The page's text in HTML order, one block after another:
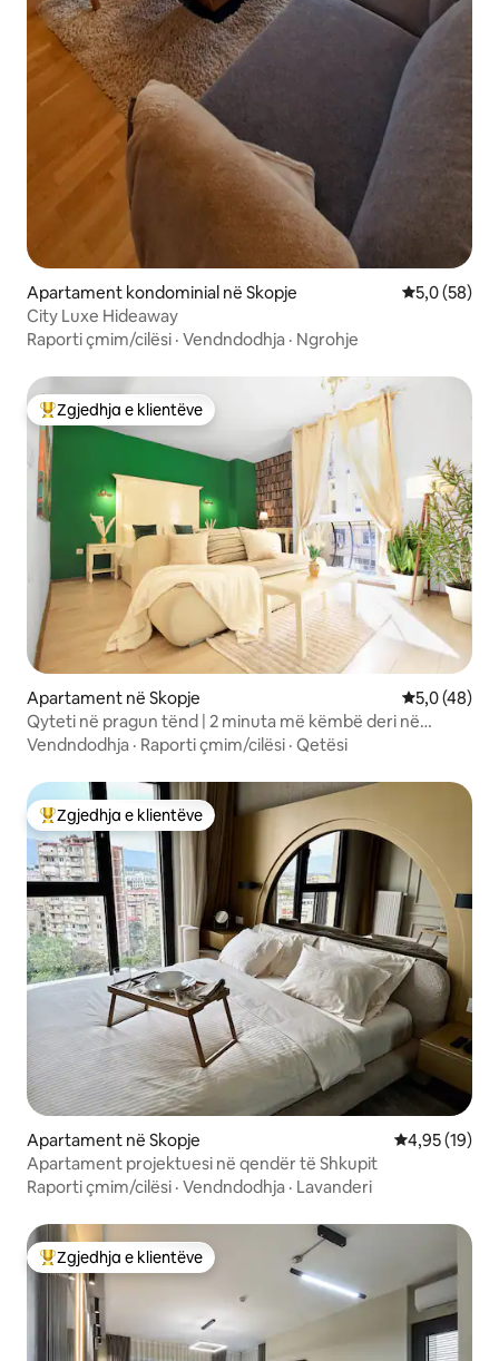
Apartament kondominial në Skopje Vlerësimi
5,0 (58)
City Luxe Hideaway
Raporti çmim/cilësi · Vendndodhja · Ngrohje
Më të mirat e zgjedhjeve të klientëve
Zgjedhja e klientëve
Apartament në Skopje Vlerësimi
5,0 (48)
Qyteti në pragun tënd | 2 minuta më këmbë deri në
sheshin kryesor
Vendndodhja · Raporti çmim/cilësi · Qetësi
Më të mirat e zgjedhjeve të klientëve
Zgjedhja e klientëve
Apartament në Skopje Vlerësimi
4,95 (19)
Apartament projektuesi në qendër të Shkupit
Raporti çmim/cilësi · Vendndodhja · Lavanderi
Më të mirat e zgjedhjeve të klientëve
Zgjedhja e klientëve